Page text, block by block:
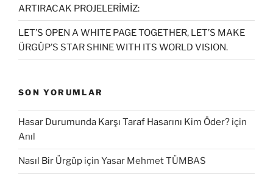
ARTIRACAK PROJELERİMİZ:
LET’S OPEN A WHITE PAGE TOGETHER, LET’S MAKE
ÜRGÜP’S STAR SHINE WITH ITS WORLD VISION.
SON YORUMLAR
Hasar Durumunda Karşı Taraf Hasarını Kim Öder? için
Anıl
Nasıl Bir Ürgüp için Yasar Mehmet TÜMBAS